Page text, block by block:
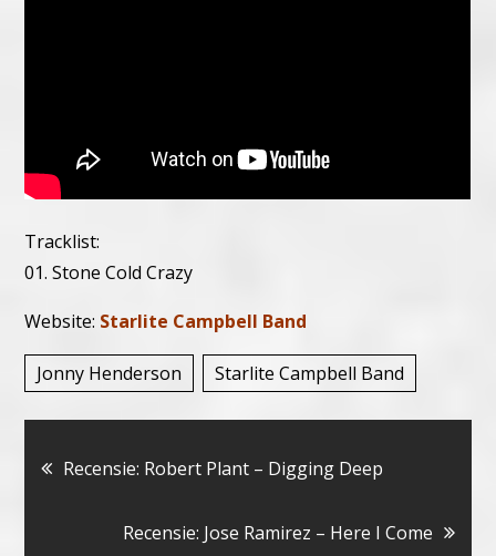
Tracklist:
01. Stone Cold Crazy
Website: Starlite Campbell Band
Jonny Henderson Starlite Campbell Band
Bericht
navigatie
Recensie: Robert Plant – Digging Deep
Recensie: Jose Ramirez – Here I Come